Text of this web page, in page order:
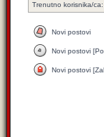
Trenutno korisnika/ca:
Novi postovi
Novi postovi
Novi postovi